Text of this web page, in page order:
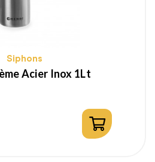
Siphons
Acier Inox 1Lt